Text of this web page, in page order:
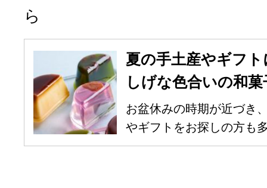
ら
夏の手土産やギフ
しげな色合いの和菓
お盆休みの時期が近づき
やギフトをお探しの方も